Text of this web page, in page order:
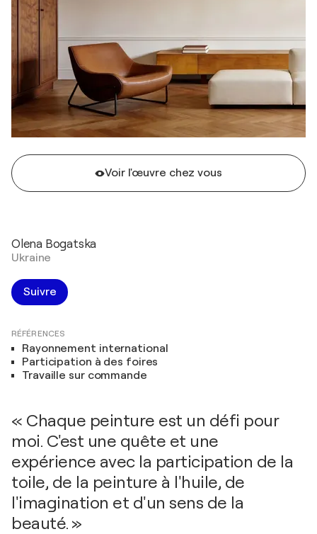
Voir l'œuvre chez vous
Olena Bogatska
Ukraine
Suivre
RÉFÉRENCES
Rayonnement international
Participation à des foires
Travaille sur commande
« Chaque peinture est un défi pour
moi. C'est une quête et une
expérience avec la participation de la
toile, de la peinture à l'huile, de
l'imagination et d'un sens de la
beauté. »